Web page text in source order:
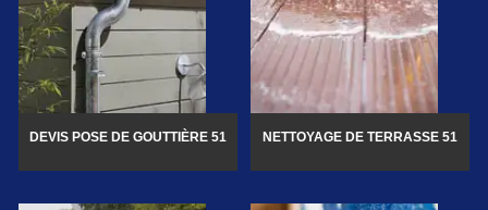
DEVIS POSE DE GOUTTIÈRE 51 NETTOYAGE DE TERRASSE 51